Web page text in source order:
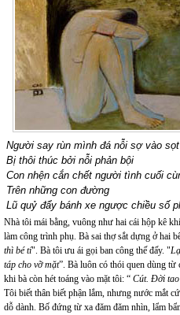
Người say rùn mình đá nỗi sợ vào
Bị thôi thúc bởi nỗi phản bội
Con nhện cắn chết người tình cuối
Trên những con đường
Lũ quỷ đẩy bánh xe ngược chiều số
Nhà tôi mái bằng, vuông như hai cái hộp kê
làm công trình phụ. Bà sai thợ sắt dựng ở hai
thì bé tí". Bà tôi ưu ái gọi ban công thế đấy. "
táp cho vỡ mặt”. Bà luôn có thói quen dùng từ
khi bà còn hét toáng vào mặt tôi: “ Cút. Đời tao
Tôi biết thân biết phận lắm, nhưng nước mắt
dỗ dành. Bố đứng từ xa đăm đăm nhìn, lẩm